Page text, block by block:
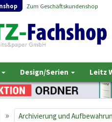
Zum Geschäftskundenshop
Design/Serien Leitz
» Archivierung und